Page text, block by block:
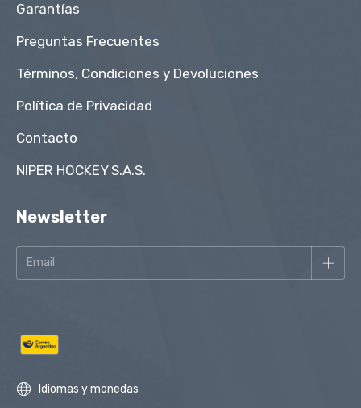
Garantías
Preguntas Frecuentes
Términos, Condiciones y Devoluciones
Política de Privacidad
Contacto
NIPER HOCKEY S.A.S.
Newsletter
Idiomas y monedas